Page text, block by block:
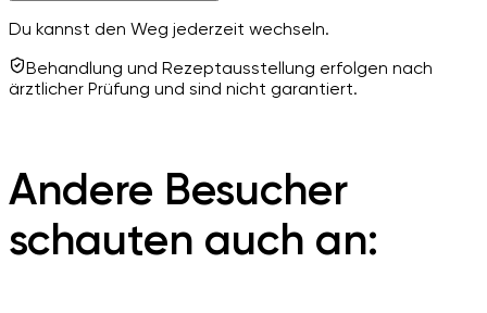
Du kannst den Weg jederzeit wechseln.
Behandlung und Rezeptausstellung erfolgen nach
ärztlicher Prüfung und sind nicht garantiert.
Andere Besucher
schauten auch an: